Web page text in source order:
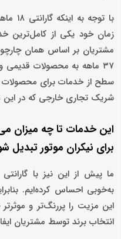
با
زمان خود یکی از کامل‌ترین
مشتریان بر اساس همان
۳۷ ماهه به محصولات قدیمی
سطح از خدمات برای محصولات
شریک تجاری خارجی که در
این خدمات تا چه میزان
برای نیکران موتور تبدیل
به‌خوبی احساس کرده‌ایم.
این مزیت را پررنگ‌تر و
انتخاب برند توسط مشتریان